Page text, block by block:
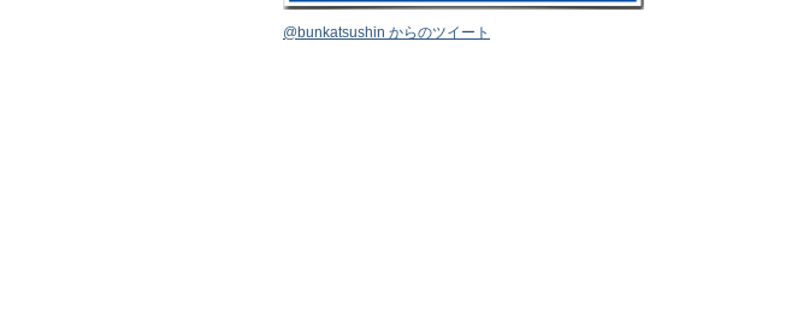
@bunkatsushin からのツイート